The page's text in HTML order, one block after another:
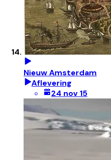
Nieuw Amsterdam
Aflevering
24 nov 15